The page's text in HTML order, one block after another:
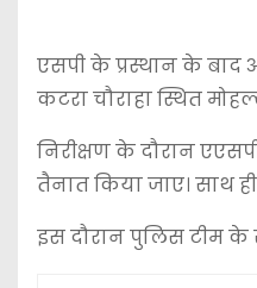
एसपी के प्रस्थान के बाद
कटरा चौराहा स्थित
निरीक्षण के दौरान
तैनात किया जाए। साथ
इस दौरान पुलिस टीम के